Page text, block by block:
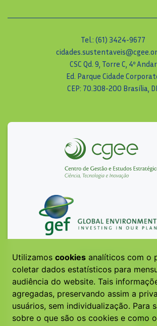
Tel.: (61) 3424-9677
CSC Qd. 9, Torre C, 4º Andar
Ed. Parque Cidade
CEP: 70.308-200 Brasília,
Utilizamos cookies analíticos com o
coletar dados estatísticos para
audiência do website. Tais
agregadas, preservando assim a
usuários, sem individualização. Para
sobre o que são os cookies e como